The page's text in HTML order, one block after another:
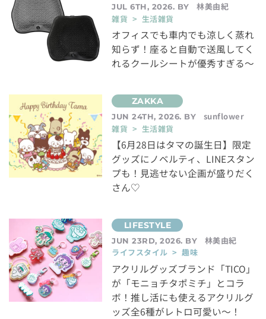
JUL 6TH, 2026. BY
林美由紀
雑貨 > 生活雑貨
オフィスでも車内でも涼しく蒸れ
知らず！座ると自動で送風してく
れるクールシートが優秀すぎる～
JUN 24TH, 2026. BY
sunflower
雑貨 > 生活雑貨
【6月28日はタマの誕生日】限定
グッズにノベルティ、LINEスタン
プも！見逃せない企画が盛りだく
さん♡
JUN 23RD, 2026. BY
林美由紀
ライフスタイル > 趣味
アクリルグッズブランド「TICO」
が「モニョチタポミチ」とコラ
ボ！推し活にも使えるアクリルグ
ッズ全6種がレトロ可愛い～！